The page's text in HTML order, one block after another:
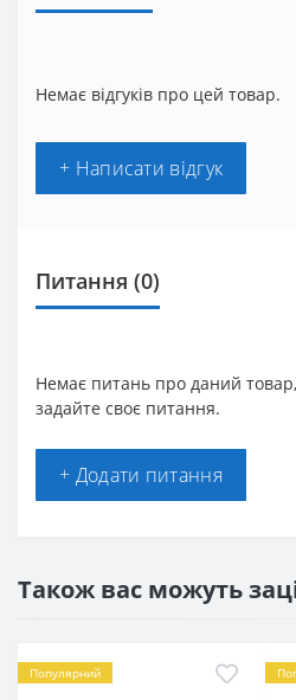
Немає відгуків про цей товар.
+ Написати відгук
Питання (0)
Немає питань про даний
задайте своє питання.
+ Додати питання
Також вас можуть
Популярний